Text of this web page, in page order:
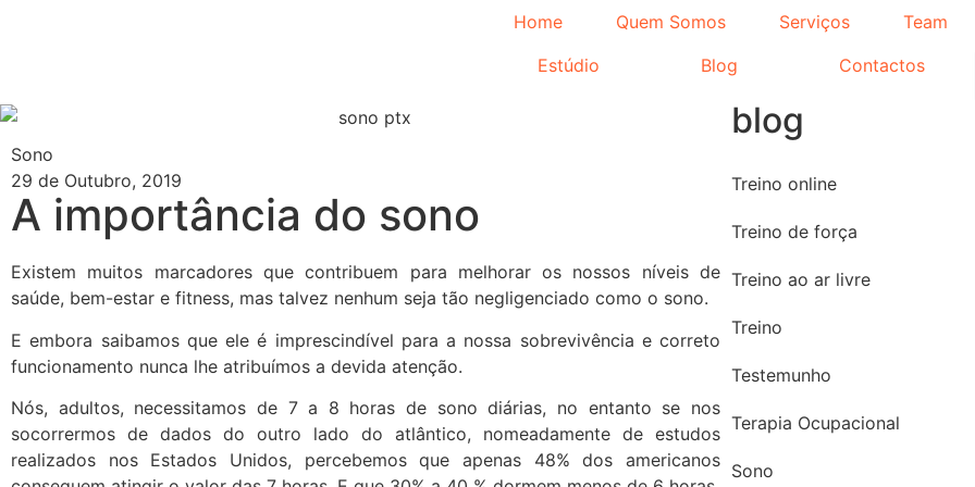
Home Quem Somos Serviços
Team
Estúdio
Blog Contactos
Sono
29 de Outubro, 2019
A importância do sono
Existem muitos marcadores que contribuem para melhorar os nossos níveis de
saúde, bem-estar e fitness, mas talvez nenhum seja tão negligenciado como o sono.
E embora saibamos que ele é imprescindível para a nossa sobrevivência e correto
funcionamento nunca lhe atribuímos a devida atenção.
Nós, adultos, necessitamos de 7 a 8 horas de sono diárias, no entanto se nos
socorrermos de dados do outro lado do atlântico, nomeadamente de estudos
realizados nos Estados Unidos, percebemos que apenas 48% dos americanos
blog
Treino online
Treino de força
Treino ao ar livre
Treino
Testemunho
Terapia Ocupacional
Sono